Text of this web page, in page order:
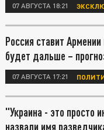
07 АВГУСТА 18:21
Россия ставит
будет дальше –
07 АВГУСТА 17:21
"Украина - это просто
назвали имя